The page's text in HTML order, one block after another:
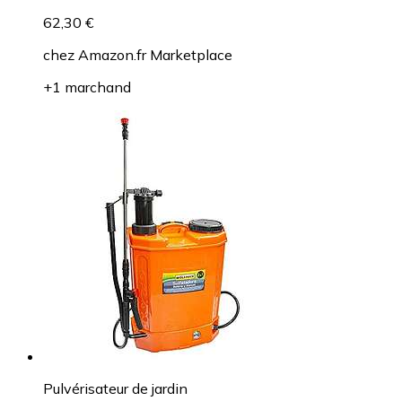
62,30 €
chez Amazon.fr Marketplace
+1 marchand
Pulvérisateur de jardin